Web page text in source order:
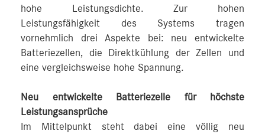
hohe Leistungsdichte. Zur hohen
Leistungsfähigkeit des Systems tragen
vornehmlich drei Aspekte bei: neu entwickelte
Batteriezellen, die Direktkühlung der Zellen und
eine vergleichsweise hohe Spannung.
Neu entwickelte Batteriezelle für höchste
Leistungsansprüche
Im Mittelpunkt steht dabei eine völlig neu